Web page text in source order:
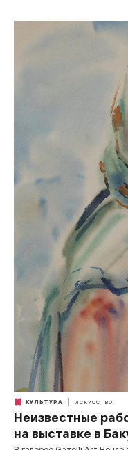
КУЛЬТУРА ИСКУССТВО
Неизвестные
на выставке в